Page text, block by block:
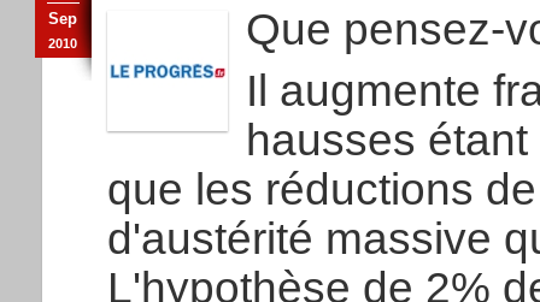
Sep
2010
Que pensez-
Il augmente
hausses
que les réductions
d'austérité massive
L'hypothèse de 2%